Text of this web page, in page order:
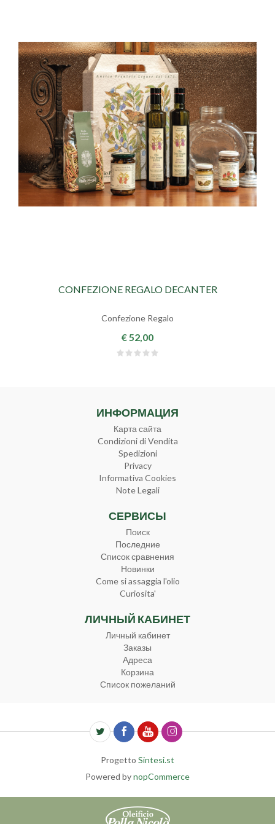
CONFEZIONE REGALO DECANTER
Confezione Regalo
€ 52,00
ИНФОРМАЦИЯ
Карта сайта
Condizioni di Vendita
Spedizioni
Privacy
Informativa Cookies
Note Legali
СЕРВИСЫ
Поиск
Последние
Список сравнения
Новинки
Come si assaggia l'olio
Curiosita'
ЛИЧНЫЙ КАБИНЕТ
Личный кабинет
Заказы
Адреса
Корзина
Список пожеланий
Progetto Sintesi.st
Powered bynopCommerce